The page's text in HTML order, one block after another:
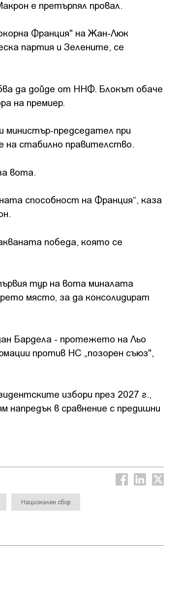
е претърпял провал.
Франция" на Жан-Люк
партия и Зелените, се
да дойде от ННФ. Блокът обаче
на премиер.
министър-председател при
на стабилно правителство.
вота.
способност на Франция“, каза
победа, която се
тур на вота миналата
място, за да консолидират
Бардела - протежето на Льо
против НС „позорен съюз",
избори през 2027 г.,
напредък в сравнение с предишни
Национален сбор